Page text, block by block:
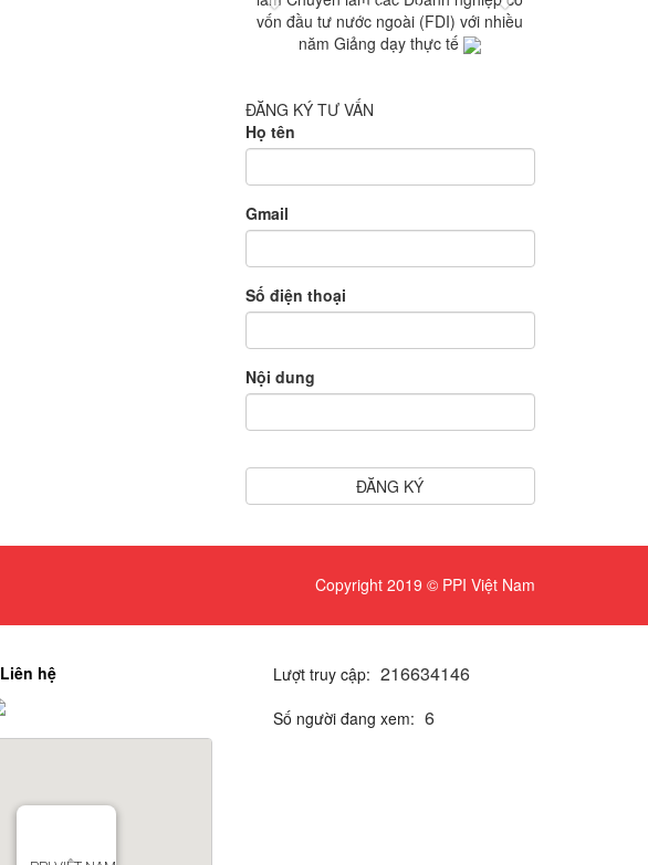
vốn đầu tư nước ngoài (FDI) với nhiều
năm Giảng dạy thực tế
ĐĂNG KÝ TƯ VẤN
Họ tên
Gmail
Số điện thoại
Nội dung
ĐĂNG KÝ
Copyright 2019 © PPI Việt Nam
Liên hệ Lượt truy cập: 216634146
Số người đang xem: 6